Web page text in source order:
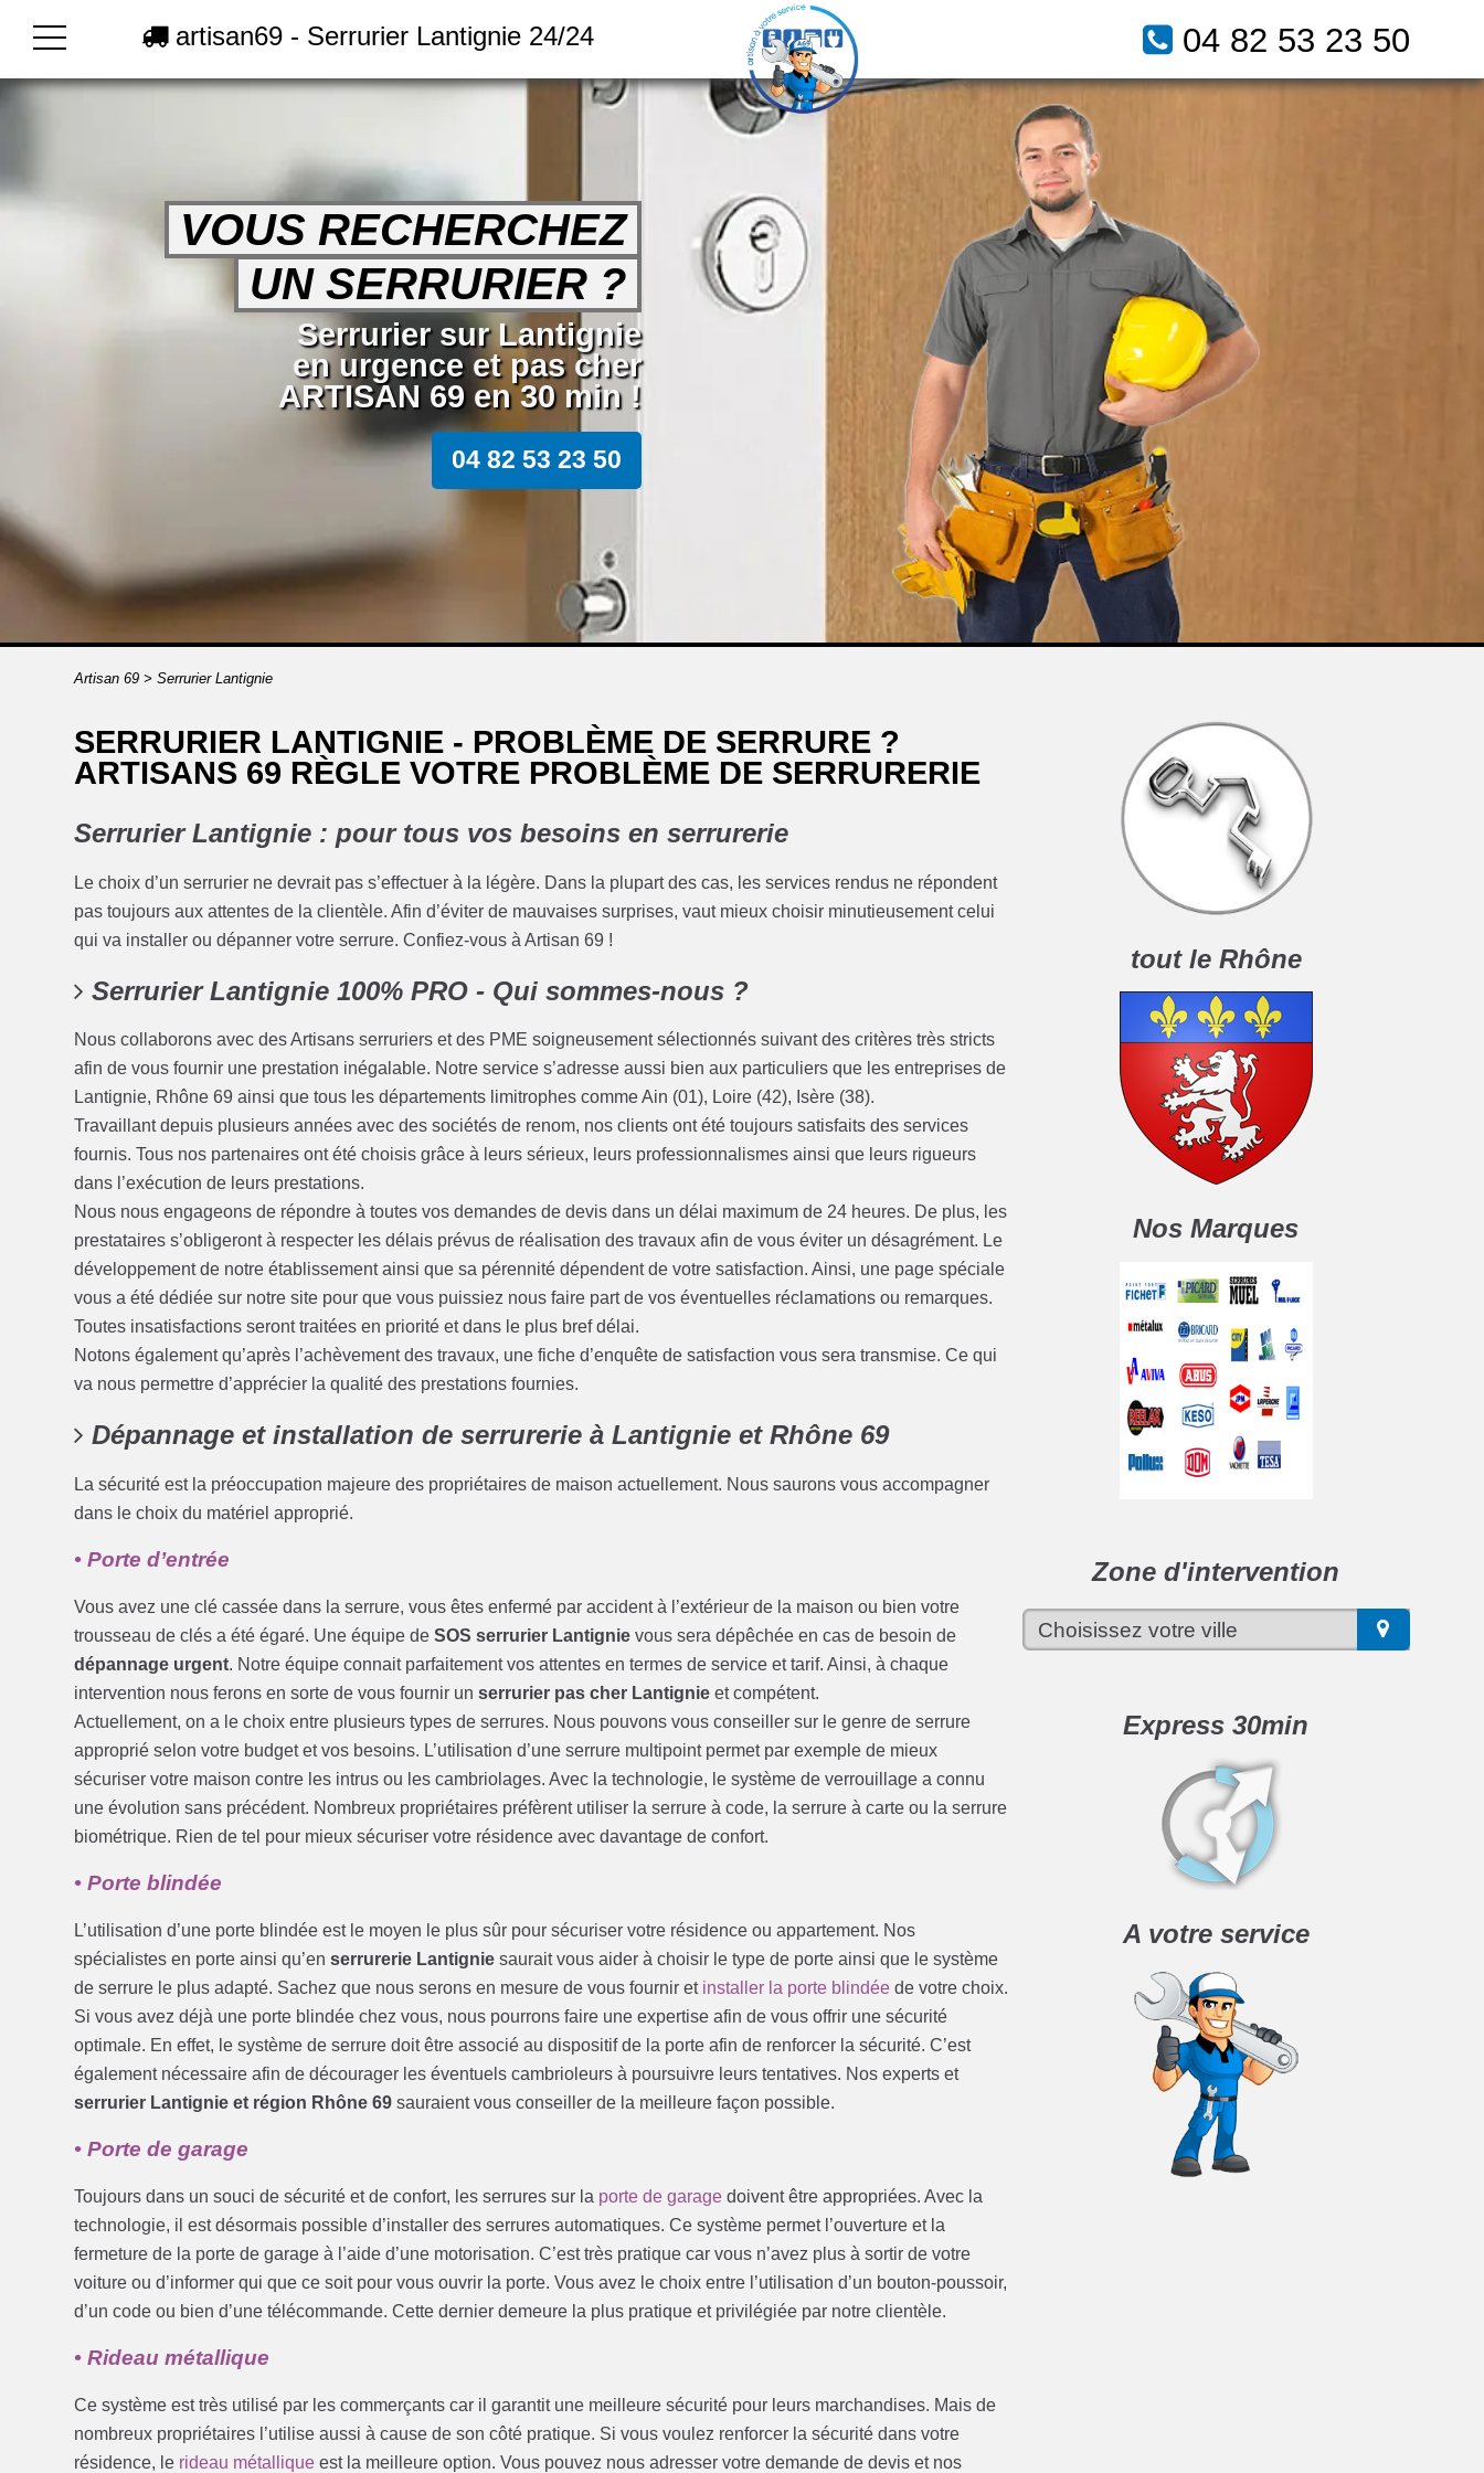
artisan69 - Serrurier Lantignie 24/24 04 82 53 23 50
VOUS RECHERCHEZ
UN SERRURIER ?
Serrurier sur Lantignie
en urgence et pas cher
ARTISAN 69 en 30 min !
04 82 53 23 50
Artisan 69> Serrurier Lantignie
SERRURIER LANTIGNIE - PROBLÈME DE SERRURE ?
ARTISANS 69 RÈGLE VOTRE PROBLÈME DE SERRURERIE
Serrurier Lantignie : pour tous vos besoins en serrurerie
Le choix d’un serrurier ne devrait pas s’effectuer à la légère. Dans la plupart des cas, les services rendus ne répondent
pas toujours aux attentes de la clientèle. Afin d’éviter de mauvaises surprises, vaut mieux choisir minutieusement celui
qui va installer ou dépanner votre serrure. Confiez-vous à Artisan 69 !
Serrurier Lantignie 100% PRO - Qui sommes-nous ?
Nous collaborons avec des Artisans serruriers et des PME soigneusement sélectionnés suivant des critères très stricts
afin de vous fournir une prestation inégalable. Notre service s’adresse aussi bien aux particuliers que les entreprises de
Lantignie, Rhône 69 ainsi que tous les départements limitrophes comme Ain (01), Loire (42), Isère (38).
Travaillant depuis plusieurs années avec des sociétés de renom, nos clients ont été toujours satisfaits des services
fournis. Tous nos partenaires ont été choisis grâce à leurs sérieux, leurs professionnalismes ainsi que leurs rigueurs
dans l’exécution de leurs prestations.
Nous nous engageons de répondre à toutes vos demandes de devis dans un délai maximum de 24 heures. De plus, les
prestataires s’obligeront à respecter les délais prévus de réalisation des travaux afin de vous éviter un désagrément. Le
développement de notre établissement ainsi que sa pérennité dépendent de votre satisfaction. Ainsi, une page spéciale
vous a été dédiée sur notre site pour que vous puissiez nous faire part de vos éventuelles réclamations ou remarques.
Toutes insatisfactions seront traitées en priorité et dans le plus bref délai.
Notons également qu’après l’achèvement des travaux, une fiche d’enquête de satisfaction vous sera transmise. Ce qui
va nous permettre d’apprécier la qualité des prestations fournies.
Dépannage et installation de serrurerie à Lantignie et Rhône 69
La sécurité est la préoccupation majeure des propriétaires de maison actuellement. Nous saurons vous accompagner
dans le choix du matériel approprié.
• Porte d’entrée
Vous avez une clé cassée dans la serrure, vous êtes enfermé par accident à l’extérieur de la maison ou bien votre
trousseau de clés a été égaré. Une équipe deSOS serrurier Lantignie vous sera dépêchée en cas de besoin de
dépannage urgent. Notre équipe connait parfaitement vos attentes en termes de service et tarif. Ainsi, à chaque
intervention nous ferons en sorte de vous fournir unserrurier pas cher Lantignie et compétent.
Actuellement, on a le choix entre plusieurs types de serrures. Nous pouvons vous conseiller sur le genre de serrure
approprié selon votre budget et vos besoins. L’utilisation d’une serrure multipoint permet par exemple de mieux
sécuriser votre maison contre les intrus ou les cambriolages. Avec la technologie, le système de verrouillage a connu
une évolution sans précédent. Nombreux propriétaires préfèrent utiliser la serrure à code, la serrure à carte ou la serrure
biométrique. Rien de tel pour mieux sécuriser votre résidence avec davantage de confort.
• Porte blindée
L’utilisation d’une porte blindée est le moyen le plus sûr pour sécuriser votre résidence ou appartement. Nos
spécialistes en porte ainsi qu’enserrurerie Lantignie saurait vous aider à choisir le type de porte ainsi que le système
de serrure le plus adapté. Sachez que nous serons en mesure de vous fournir et installer la porte blindée de votre choix.
Si vous avez déjà une porte blindée chez vous, nous pourrons faire une expertise afin de vous offrir une sécurité
optimale. En effet, le système de serrure doit être associé au dispositif de la porte afin de renforcer la sécurité. C’est
également nécessaire afin de décourager les éventuels cambrioleurs à poursuivre leurs tentatives. Nos experts et
serrurier Lantignie et région Rhône 69 sauraient vous conseiller de la meilleure façon possible.
• Porte de garage
Toujours dans un souci de sécurité et de confort, les serrures sur la porte de garage doivent être appropriées. Avec la
technologie, il est désormais possible d’installer des serrures automatiques. Ce système permet l’ouverture et la
fermeture de la porte de garage à l’aide d’une motorisation. C’est très pratique car vous n’avez plus à sortir de votre
voiture ou d’informer qui que ce soit pour vous ouvrir la porte. Vous avez le choix entre l’utilisation d’un bouton-poussoir,
d’un code ou bien d’une télécommande. Cette dernier demeure la plus pratique et privilégiée par notre clientèle.
• Rideau métallique
Ce système est très utilisé par les commerçants car il garantit une meilleure sécurité pour leurs marchandises. Mais de
nombreux propriétaires l’utilise aussi à cause de son côté pratique. Si vous voulez renforcer la sécurité dans votre
résidence, le rideau métallique est la meilleure option. Vous pouvez nous adresser votre demande de devis et nos
tout le Rhône
Nos Marques
Zone d'intervention
Express 30min
A votre service